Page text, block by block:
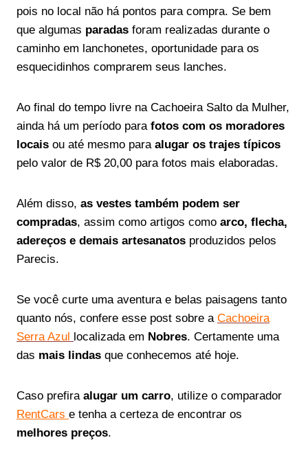
pois no local não há pontos para compra. Se bem
que algumas paradas foram realizadas durante o
caminho em lanchonetes, oportunidade para os
esquecidinhos comprarem seus lanches.
Ao final do tempo livre na Cachoeira Salto da Mulher,
ainda há um período para fotos com os moradores
locais ou até mesmo para alugar os trajes típicos
pelo valor de R$ 20,00 para fotos mais elaboradas.
Além disso, as vestes também podem ser
compradas, assim como artigos como arco, flecha,
adereços e demais artesanatos produzidos pelos
Parecis.
Se você curte uma aventura e belas paisagens tanto
quanto nós, confere esse post sobre a Cachoeira
Serra Azul localizada em Nobres. Certamente uma
das mais lindas que conhecemos até hoje.
Caso prefira alugar um carro, utilize o comparador
RentCars e tenha a certeza de encontrar os
melhores preços.